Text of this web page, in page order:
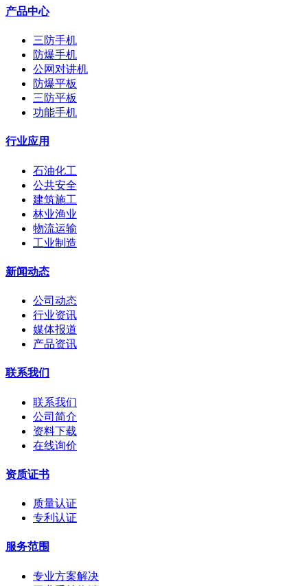
产品中心
三防手机
防爆手机
公网对讲机
防爆平板
三防平板
功能手机
行业应用
石油化工
公共安全
建筑施工
林业渔业
物流运输
工业制造
新闻动态
公司动态
行业资讯
媒体报道
产品资讯
联系我们
联系我们
公司简介
资料下载
在线询价
资质证书
质量认证
专利认证
服务范围
专业方案解决